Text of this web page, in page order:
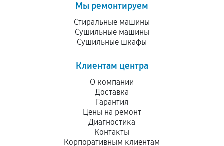
Мы ремонтируем
Стиральные машины
Сушильные машины
Сушильные шкафы
Клиентам центра
О компании
Доставка
Гарантия
Цены на ремонт
Диагностика
Контакты
Корпоративным клиентам